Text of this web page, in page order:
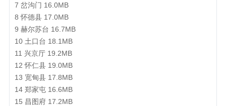
7 岔沟门 16.0MB
8 怀德县 17.0MB
9 赫尔苏台 16.7MB
10 土口台 18.1MB
11 兴京厅 19.2MB
12 怀仁县 19.0MB
13 宽甸县 17.8MB
14 郑家屯 16.6MB
15 昌图府 17.2MB